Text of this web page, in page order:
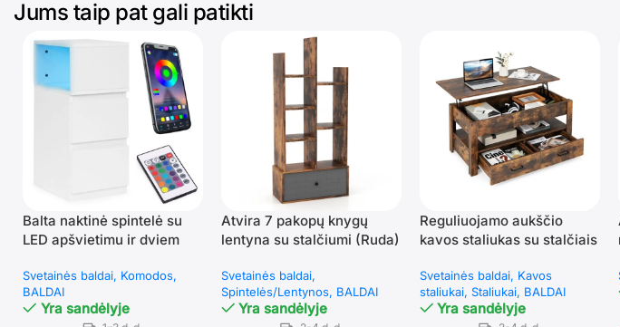
Jums taip pat gali patikti
Balta naktinė spintelė su
LED apšvietimu ir dviem
Svetainės baldai Komodos
BALDAI
Yra sandėlyje
Atvira 7 pakopų knygų
lentyna su stalčiumi (Ruda)
Svetainės baldai
Spintelės/Lentynos BALDAI
Yra sandėlyje
Reguliuojamo aukščio
kavos staliukas su stalčiais
Svetainės baldai Kavos
staliukai Staliukai BALDAI
Yra sandėlyje